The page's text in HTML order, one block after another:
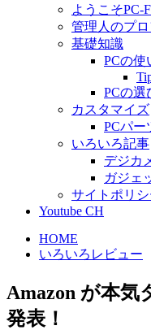
ようこそPC-
管理人のプ
基礎知識
PCの使
PCの選
カスタマイズ
PCパー
いろいろ記事
デジカ
ガジェ
サイトポリシ
Youtube CH
HOME
いろいろレビュー
Amazon が本気
発表！